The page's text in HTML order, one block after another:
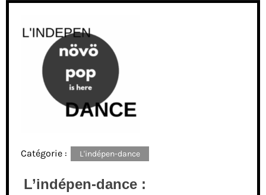
Catégorie : L'indépen-dance
L’indépen-dance :